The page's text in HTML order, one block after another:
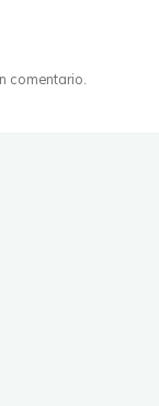
comentario.